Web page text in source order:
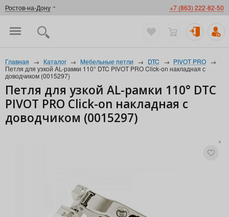
Ростов-на-Дону +7 (863) 222-82-50
Главная → Каталог → Мебельные петли → DTC → PIVOT PRO →
Петля для узкой AL-рамки 110° DTC PIVOT PRO Click-on накладная с
доводчиком (0015297)
Петля для узкой AL-рамки 110° DTC
PIVOT PRO Click-on накладная с
доводчиком (0015297)